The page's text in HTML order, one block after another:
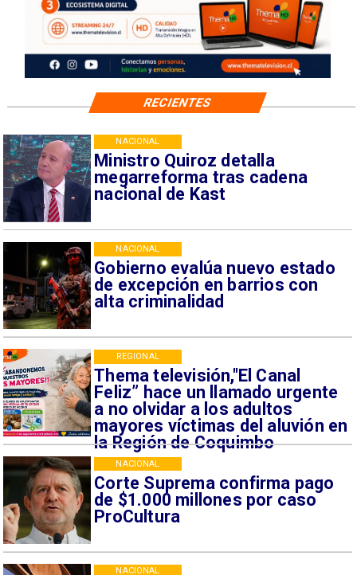
Ministro Quiroz detalla
megarreforma tras cadena
nacional de Kast
NACIONAL
Gobierno evalúa nuevo estado
de excepción en barrios con
alta criminalidad
NACIONAL
Thema televisión,"El Canal
Feliz” hace un llamado urgente
a no olvidar a los adultos
mayores víctimas del aluvión en
la Región de Coquimbo
REGIONAL
Corte Suprema confirma pago
de $1.000 millones por caso
ProCultura
NACIONAL
NACIONAL
RECIENTES